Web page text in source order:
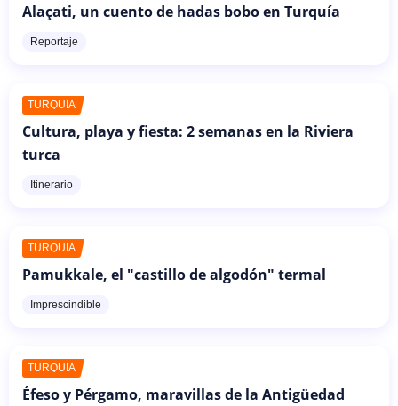
Alaçati, un cuento de hadas bobo en Turquía
Reportaje
TURQUÍA
Cultura, playa y fiesta: 2 semanas en la Riviera
turca
Itinerario
TURQUÍA
Pamukkale, el "castillo de algodón" termal
Imprescindible
TURQUÍA
Éfeso y Pérgamo, maravillas de la Antigüedad